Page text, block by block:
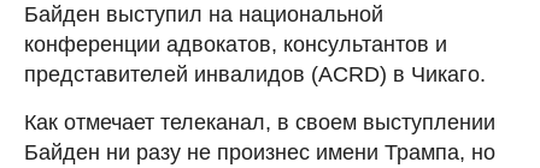
Байден выступил на национальной
конференции адвокатов, консультантов и
представителей инвалидов (ACRD) в Чикаго.
Как отмечает телеканал, в своем выступлении
Байден ни разу не произнес имени Трампа, но